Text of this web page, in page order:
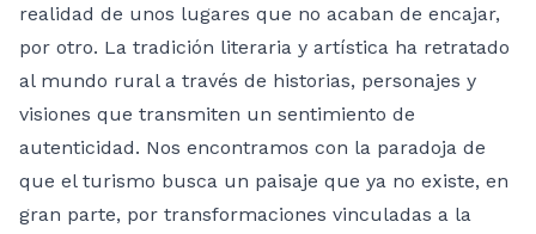
realidad de unos lugares que no acaban de encajar,
por otro. La tradición literaria y artística ha retratado
al mundo rural a través de historias, personajes y
visiones que transmiten un sentimiento de
autenticidad. Nos encontramos con la paradoja de
que el turismo busca un paisaje que ya no existe, en
gran parte, por transformaciones vinculadas a la